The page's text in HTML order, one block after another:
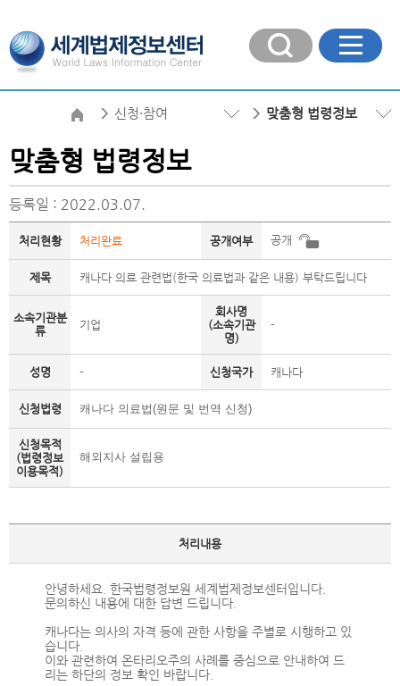
신청·참여 맞춤형 법령정보
맞춤형 법령정보
등록일 : 2022.03.07.
처리현황 처리완료 공개여부 공개
제목 캐나다 의료 관련법(한국 의료법과 같은 내용) 부탁드립니다
소속기관분
류
기업
회사명
(소속기관
명)
-
성명 - 신청국가 캐나다
신청법령 캐나다 의료법(원문 및 번역 신청)
신청목적
(법령정보
이용목적)
해외지사 설립용
처리내용
안녕하세요. 한국법령정보원 세계법제정보센터입니다.
문의하신 내용에 대한 답변 드립니다.
캐나다는 의사의 자격 등에 관한 사항을 주별로 시행하고 있
습니다.
이와 관련하여 온타리오주의 사례를 중심으로 안내하여 드
리는 하단의 정보 확인 바랍니다.